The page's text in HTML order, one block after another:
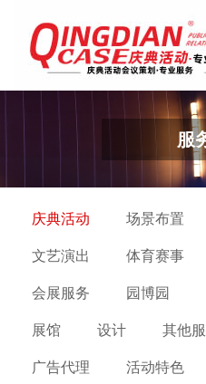
服
庆典活动 场景布置
文艺演出 体育赛事
会展服务 园博园
展馆 设计 其他
广告代理 活动特色